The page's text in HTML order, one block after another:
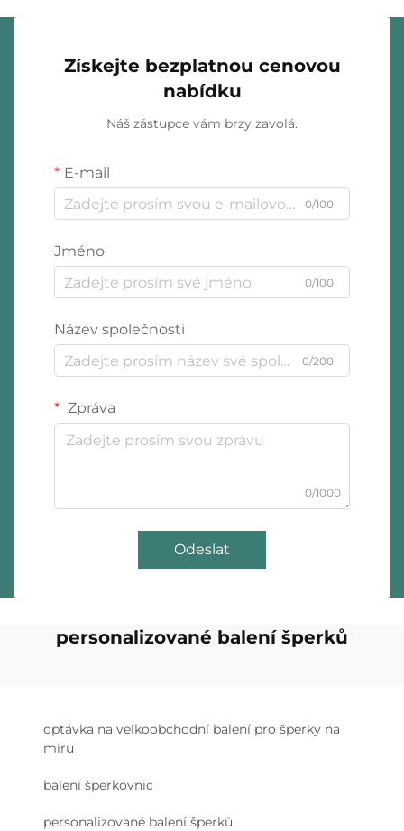
Získejte bezplatnou cenovou
nabídku
Náš zástupce vám brzy zavolá.
E-mail
0/100
Jméno
0/100
Název společnosti
0/200
Zpráva
0/1000
Odeslat
personalizované balení šperků
optávka na velkoobchodní balení pro šperky na
míru
balení šperkovnic
personalizované balení šperků